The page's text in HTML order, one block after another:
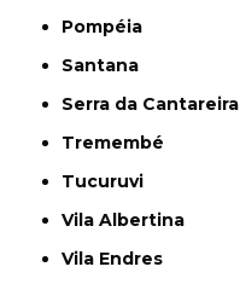
Pompéia
Santana
Serra da Cantareira
Tremembé
Tucuruvi
Vila Albertina
Vila Endres